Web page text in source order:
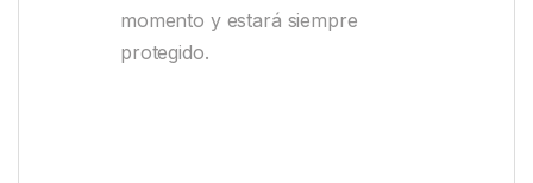
momento y estará siempre
protegido.